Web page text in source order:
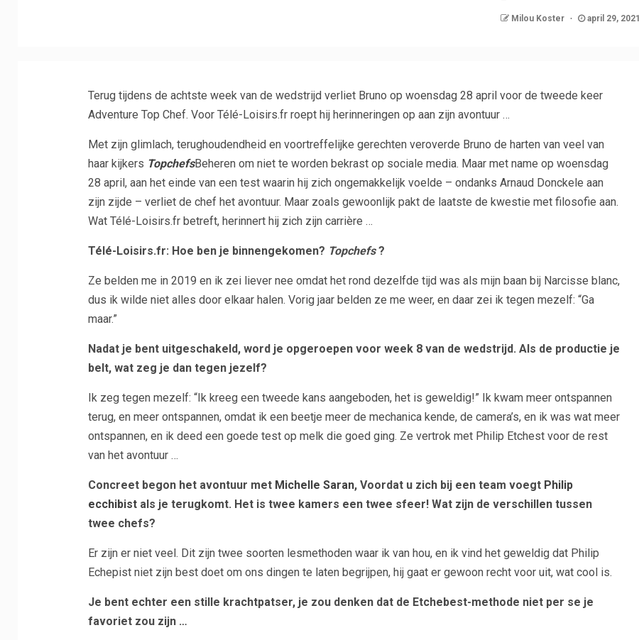
Milou Koster april 29, 2021
Terug tijdens de achtste week van de wedstrijd verliet Bruno op woensdag 28 april voor de tweede keer
Adventure Top Chef. Voor Télé-Loisirs.fr roept hij herinneringen op aan zijn avontuur …
Met zijn glimlach, terughoudendheid en voortreffelijke gerechten veroverde Bruno de harten van veel van
haar kijkers TopchefsBeheren om niet te worden bekrast op sociale media. Maar met name op woensdag
28 april, aan het einde van een test waarin hij zich ongemakkelijk voelde – ondanks Arnaud Donckele aan
zijn zijde – verliet de chef het avontuur. Maar zoals gewoonlijk pakt de laatste de kwestie met filosofie aan.
Wat Télé-Loisirs.fr betreft, herinnert hij zich zijn carrière …
Télé-Loisirs.fr: Hoe ben je binnengekomen? Topchefs?
Ze belden me in 2019 en ik zei liever nee omdat het rond dezelfde tijd was als mijn baan bij Narcisse blanc,
dus ik wilde niet alles door elkaar halen. Vorig jaar belden ze me weer, en daar zei ik tegen mezelf: “Ga
maar.”
Nadat je bent uitgeschakeld, word je opgeroepen voor week 8 van de wedstrijd. Als de productie je
belt, wat zeg je dan tegen jezelf?
Ik zeg tegen mezelf: “Ik kreeg een tweede kans aangeboden, het is geweldig!” Ik kwam meer ontspannen
terug, en meer ontspannen, omdat ik een beetje meer de mechanica kende, de camera’s, en ik was wat meer
ontspannen, en ik deed een goede test op melk die goed ging. Ze vertrok met Philip Etchest voor de rest
van het avontuur …
Concreet begon het avontuur met Michelle Saran, Voordat u zich bij een team voegt Philip
ecchibistals je terugkomt. Het is twee kamers een twee sfeer! Wat zijn de verschillen tussen
twee chefs?
Er zijn er niet veel. Dit zijn twee soorten lesmethoden waar ik van hou, en ik vind het geweldig dat Philip
Echepist niet zijn best doet om ons dingen te laten begrijpen, hij gaat er gewoon recht voor uit, wat cool is.
Je bent echter een stille krachtpatser, je zou denken dat de Etchebest-methode niet per se je
favoriet zou zijn …